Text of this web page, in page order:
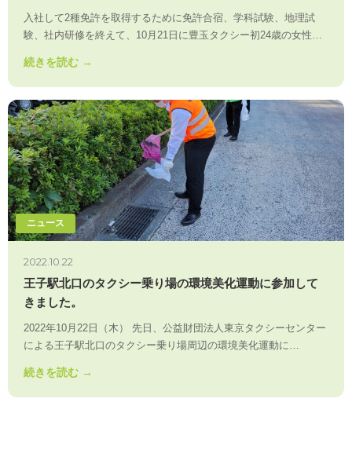
入社して2種免許を取得するために免許合宿、学科試験、地理試
験、社内研修を終えて、10月21日に豊玉タクシー初24歳の女性…
続きを読む →
ニュース
2022.10.22
王子駅北口のタクシー乗り場の環境美化運動に参加して
きました。
2022年10月22日（木） 先日、公益財団法人東京タクシーセンター
による王子駅北口のタクシー乗り場周辺の環境美化運動に…
続きを読む →